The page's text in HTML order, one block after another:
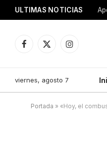
ULTIMAS NOTICIAS
Facebook
X
Instagram
viernes, agosto 7
Portada » «Hoy, el